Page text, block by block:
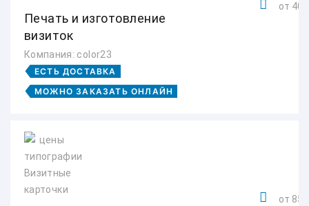
Печать и изготовление
визиток
Компания: color23
ЕСТЬ ДОСТАВКА
МОЖНО ЗАКАЗАТЬ ОНЛАЙН
от
от